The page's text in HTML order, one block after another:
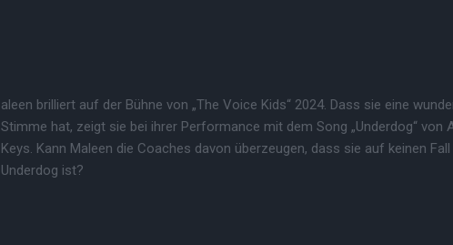
aleen brilliert auf der Bühne von „The Voice Kids“ 2024. Dass sie eine
Stimme hat, zeigt sie bei ihrer Performance mit dem Song „Underdog“ von
Keys. Kann Maleen die Coaches davon überzeugen, dass sie auf keinen Fall
Underdog ist?